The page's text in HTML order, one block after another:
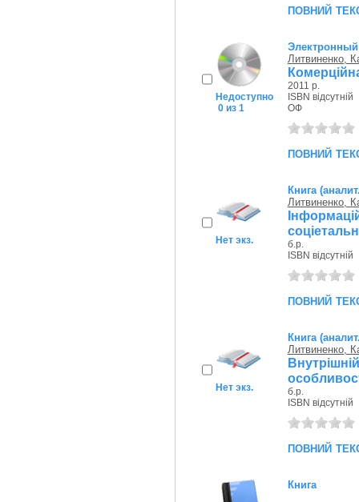
повний
Недоступно
0 из 1
Электронный
Литвиненко,
2011 р.
ISBN відсутній
ОФ
повний
Нет экз.
Книга
Литвиненко,
б.р.
ISBN відсутній
повний
Нет экз.
Книга
Литвиненко,
б.р.
ISBN відсутній
повний
Книга